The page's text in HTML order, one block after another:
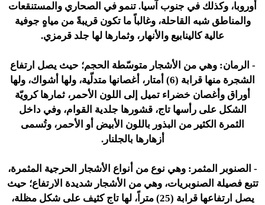
أوروبا، وكذلك في جنوب آسيا. تنمو في الصحاري والمستنقعات
والمناطق شبه القاحلة، وغالباً ما تكون قريبةً من مياهٍ جوفية
عالية كالينابيع والأنهار، وثمارها لها جلد قرمزي.
- الرمان:وهي من الأشجار متوسّطة الحجم؛ حيث يصل ارتفاع
الشجرة منها قرابة (6) أمتار، أغصانها متدلّية، ولها أشواك، ولها
أوراق وأغصان خضراء تميل إلى اللون الأحمر، ثمارها كرويّة
الشكل على رأسها تاج، قشورها جلدية القوام، وفي داخل
الثمرة الكثير من البذور باللون الأبيض أو الأحمر، وتُسمى
أزهارها بالجلنار.
- الصنوبر المثمر: وهي نوع من أنواع الأشجار الحرجية المثمرة،
تتبع فصيلة الصنوبريات، وهي من الأشجار شديدة الارتفاع؛ حيث
يصل ارتفاعها قرابة (25) متراً، لها تاج كثيف على شكل مظلة،